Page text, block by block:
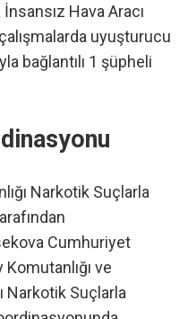
Hava Aracı
uyuşturucu
bağlantılı 1 şüpheli
Narkotik Suçlarla
Cumhuriyet
Komutanlığı ve
Narkotik Suçlarla